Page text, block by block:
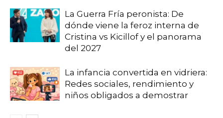
La Guerra Fría peronista: De
dónde viene la feroz interna de
Cristina vs Kicillof y el panorama
del 2027
La infancia convertida en vidriera:
Redes sociales, rendimiento y
niños obligados a demostrar